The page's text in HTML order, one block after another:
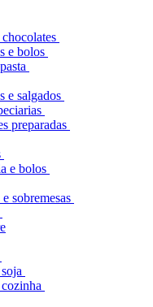
e bolos
e salgados
preparadas
e bolos
sobremesas